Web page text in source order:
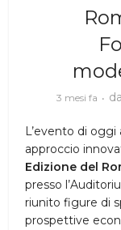
3 mesi fa da
L’evento di
approccio
Edizione del
presso
riunito figure di
prospettive